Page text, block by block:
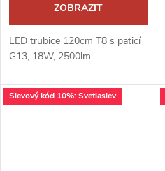
ZOBRAZIT
LED trubice 120cm T8 s paticí
G13, 18W, 2500lm
Slevový kód 10%: Svetlaslev